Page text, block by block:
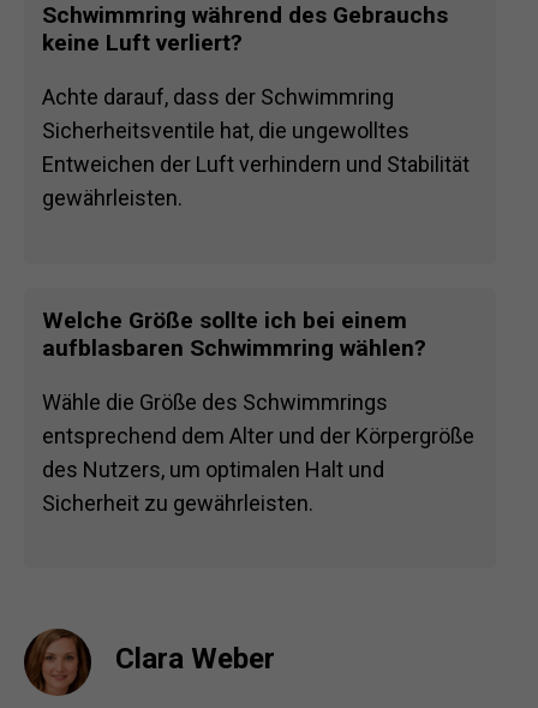
Schwimmring während des Gebrauchs
keine Luft verliert?
Achte darauf, dass der Schwimmring
Sicherheitsventile hat, die ungewolltes
Entweichen der Luft verhindern und Stabilität
gewährleisten.
Welche Größe sollte ich bei einem
aufblasbaren Schwimmring wählen?
Wähle die Größe des Schwimmrings
entsprechend dem Alter und der Körpergröße
des Nutzers, um optimalen Halt und
Sicherheit zu gewährleisten.
Clara Weber